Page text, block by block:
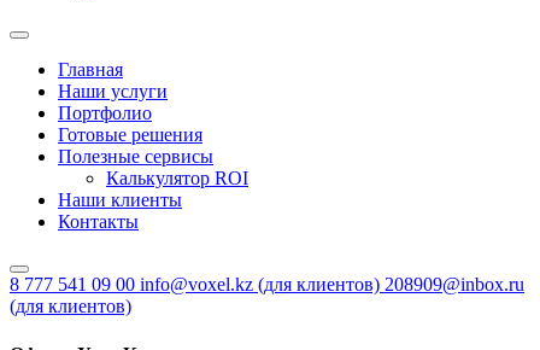
Главная
Наши услуги
Портфолио
Готовые решения
Полезные сервисы
Калькулятор ROI
Наши клиенты
Контакты
8 777 541 09 00 info@voxel.kz (для клиентов) 208909@inbox.ru
(для клиентов)